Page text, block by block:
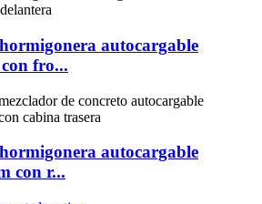
autocargable
fro...
autocargable
con r...